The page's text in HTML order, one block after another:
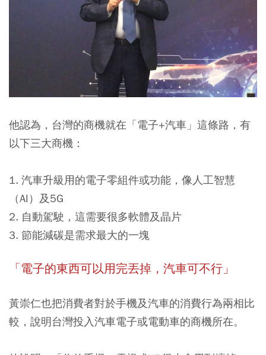
他認為， 台灣的商機就在「電子+汽車」這條路，有
以下三大商機：
1. 汽車升級用的電子零組件或功能，像人工智慧
（AI）及5G
2. 自動駕駛，這需要很多軟體及晶片
3. 節能減碳是需求最大的一塊
「電子的東西可以用完丟掉，汽車可不行」
黃崇仁也把消費者對於手機及汽車的消費行為兩相比
較，說明台灣投入汽車電子或電動車的商機所在。